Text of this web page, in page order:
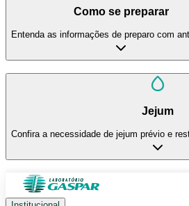
Como se preparar
Entenda as informações de preparo com
Jejum
Confira a necessidade de jejum prévio e